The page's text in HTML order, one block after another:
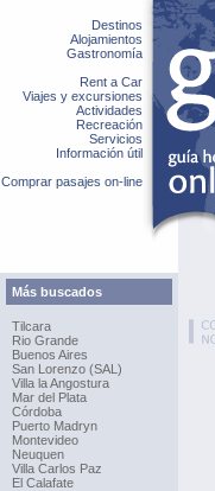
Destinos
Alojamientos
Gastronomía
Rent a Car
Viajes y excursiones
Actividades
Recreación
Servicios
Información útil
Comprar pasajes on-line
Más buscados
Tilcara
Rio Grande
Buenos Aires
San Lorenzo (SAL)
Villa la Angostura
Mar del Plata
Córdoba
Puerto Madryn
Montevideo
Neuquen
Villa Carlos Paz
El Calafate